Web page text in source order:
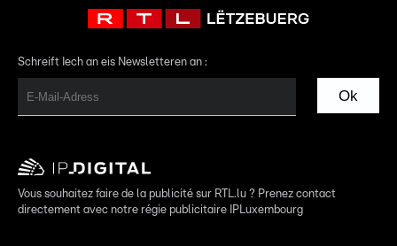
Schreift Iech an eis Newsletteren an :
Ok
Vous souhaitez faire de la publicité sur RTL.lu ? Prenez contact
directement avec notre régie publicitaire IPLuxembourg